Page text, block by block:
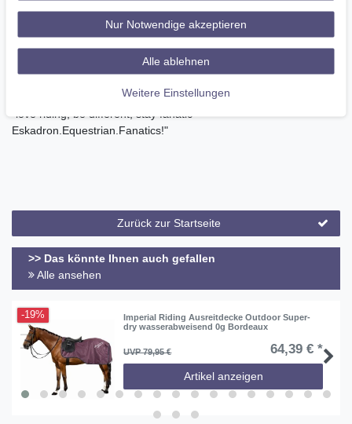
Cooles Slim-Fit Männer Shirt mit Rundhals und kurzen Ärmeln.
Das Shirt hat ein Peach-Finish, daher hat es einen sehr
angenehmen Griff und ist körpernah aber groß geschnitten in 6
verschiedenen Styles. Endlich können auch Männer zeigen, dass
Sie Equestrian Fanatics sind - es heißt nicht ohne Grund
"love riding, be different, stay fanatic -
Eskadron.Equestrian.Fanatics!"
Zurück zur Startseite
>> Das könnte Ihnen auch gefallen
Alle ansehen
-19%
Imperial Riding Ausreitdecke Outdoor Super-
dry wasserabweisend 0g Bordeaux
UVP 79,95 € 64,39 € *
Artikel anzeigen
Nur Notwendige akzeptieren
Alle ablehnen
Weitere Einstellungen